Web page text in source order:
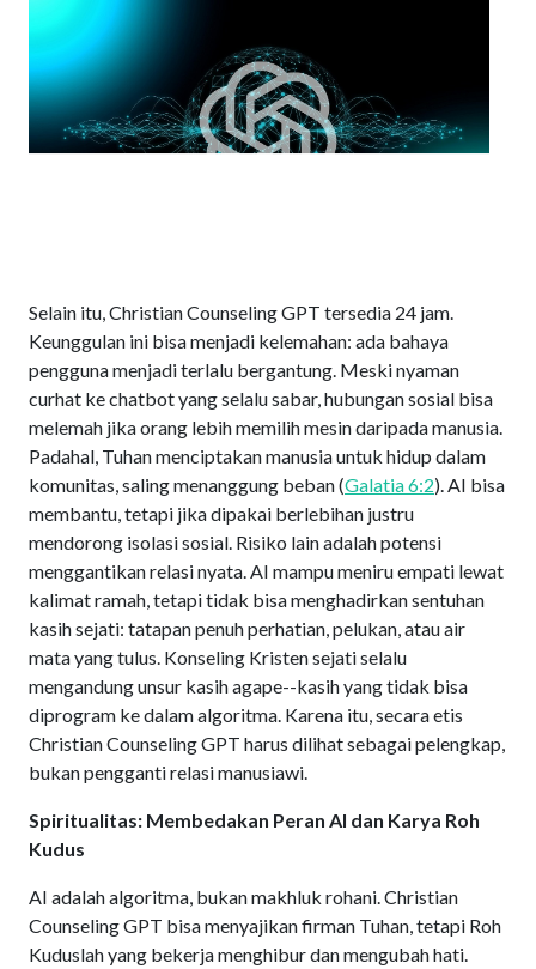
Selain itu, Christian Counseling GPT tersedia 24 jam.
Keunggulan ini bisa menjadi kelemahan: ada bahaya
pengguna menjadi terlalu bergantung. Meski nyaman
curhat ke chatbot yang selalu sabar, hubungan sosial bisa
melemah jika orang lebih memilih mesin daripada manusia.
Padahal, Tuhan menciptakan manusia untuk hidup dalam
komunitas, saling menanggung beban (Galatia 6:2). AI bisa
membantu, tetapi jika dipakai berlebihan justru
mendorong isolasi sosial. Risiko lain adalah potensi
menggantikan relasi nyata. AI mampu meniru empati lewat
kalimat ramah, tetapi tidak bisa menghadirkan sentuhan
kasih sejati: tatapan penuh perhatian, pelukan, atau air
mata yang tulus. Konseling Kristen sejati selalu
mengandung unsur kasih agape--kasih yang tidak bisa
diprogram ke dalam algoritma. Karena itu, secara etis
Christian Counseling GPT harus dilihat sebagai pelengkap,
bukan pengganti relasi manusiawi.
Spiritualitas: Membedakan Peran AI dan Karya Roh
Kudus
AI adalah algoritma, bukan makhluk rohani. Christian
Counseling GPT bisa menyajikan firman Tuhan, tetapi Roh
Kuduslah yang bekerja menghibur dan mengubah hati.